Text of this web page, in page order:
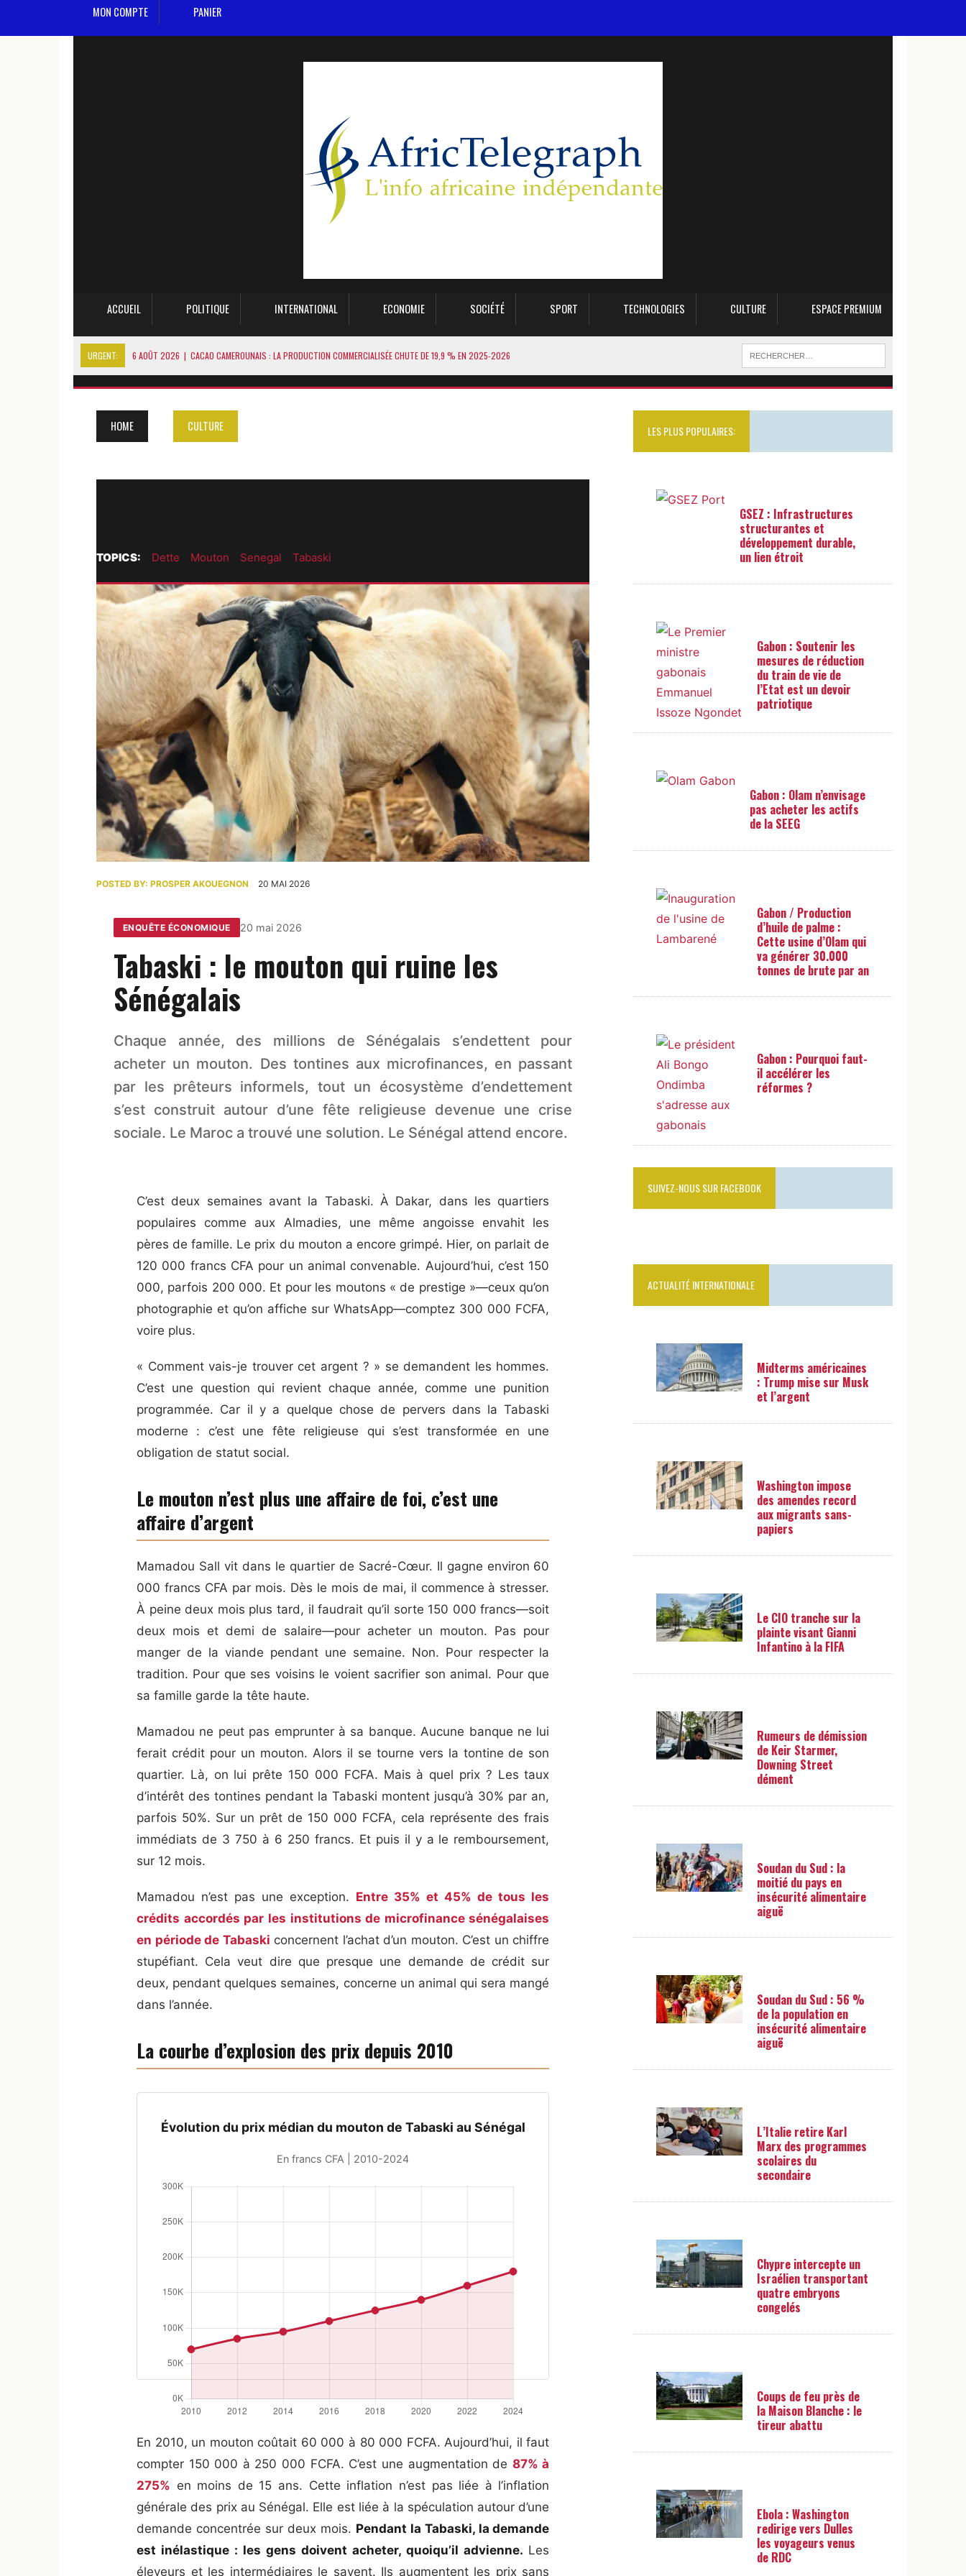
MON COMPTE PANIER
ACCUEIL POLITIQUE INTERNATIONAL ECONOMIE SOCIÉTÉ SPORT TECHNOLOGIES CULTURE ESPACE PREMIUM
URGENT: 6 AOÛT 2026 | CACAO CAMEROUNAIS : LA PRODUCTION COMMERCIALISÉE CHUTE DE 19,9 % EN 2025-2026
5 AOÛT 2026 | SÉNÉGAL : LANSANA GAGNY SAKHO PREND SES DISTANCES AVEC SONKO
HOME CULTURE
TOPICS: Dette Mouton Senegal Tabaski
POSTED BY: PROSPER AKOUEGNON 20 MAI 2026
ENQUÊTE ÉCONOMIQUE 20 mai 2026
Tabaski : le mouton qui ruine les
Sénégalais
Chaque année, des millions de Sénégalais s’endettent pour
acheter un mouton. Des tontines aux microfinances, en passant
par les prêteurs informels, tout un écosystème d’endettement
s’est construit autour d’une fête religieuse devenue une crise
sociale. Le Maroc a trouvé une solution. Le Sénégal attend encore.
C’est deux semaines avant la Tabaski. À Dakar, dans les quartiers
populaires comme aux Almadies, une même angoisse envahit les
pères de famille. Le prix du mouton a encore grimpé. Hier, on parlait de
120 000 francs CFA pour un animal convenable. Aujourd’hui, c’est 150
000, parfois 200 000. Et pour les moutons « de prestige »—ceux qu’on
photographie et qu’on affiche sur WhatsApp—comptez 300 000 FCFA,
voire plus.
« Comment vais-je trouver cet argent ? » se demandent les hommes.
C’est une question qui revient chaque année, comme une punition
programmée. Car il y a quelque chose de pervers dans la Tabaski
moderne : c’est une fête religieuse qui s’est transformée en une
obligation de statut social.
Le mouton n’est plus une affaire de foi, c’est une
affaire d’argent
Mamadou Sall vit dans le quartier de Sacré-Cœur. Il gagne environ 60
000 francs CFA par mois. Dès le mois de mai, il commence à stresser.
À peine deux mois plus tard, il faudrait qu’il sorte 150 000 francs—soit
deux mois et demi de salaire—pour acheter un mouton. Pas pour
manger de la viande pendant une semaine. Non. Pour respecter la
tradition. Pour que ses voisins le voient sacrifier son animal. Pour que
sa famille garde la tête haute.
Mamadou ne peut pas emprunter à sa banque. Aucune banque ne lui
ferait crédit pour un mouton. Alors il se tourne vers la tontine de son
quartier. Là, on lui prête 150 000 FCFA. Mais à quel prix ? Les taux
d’intérêt des tontines pendant la Tabaski montent jusqu’à 30% par an,
parfois 50%. Sur un prêt de 150 000 FCFA, cela représente des frais
immédiats de 3 750 à 6 250 francs. Et puis il y a le remboursement,
sur 12 mois.
Mamadou n’est pas une exception. Entre 35% et 45% de tous les
crédits accordés par les institutions de microfinance sénégalaises
en période de Tabaski concernent l’achat d’un mouton. C’est un chiffre
stupéfiant. Cela veut dire que presque une demande de crédit sur
deux, pendant quelques semaines, concerne un animal qui sera mangé
dans l’année.
La courbe d’explosion des prix depuis 2010
Évolution du prix médian du mouton de Tabaski au Sénégal
En francs CFA | 2010-2024
En 2010, un mouton coûtait 60 000 à 80 000 FCFA. Aujourd’hui, il faut
compter 150 000 à 250 000 FCFA. C’est une augmentation de 87% à
275% en moins de 15 ans. Cette inflation n’est pas liée à l’inflation
générale des prix au Sénégal. Elle est liée à la spéculation autour d’une
demande concentrée sur deux mois. Pendant la Tabaski, la demande
est inélastique : les gens doivent acheter, quoiqu’il advienne. Les
éleveurs et les intermédiaires le savent. Ils augmentent les prix sans
LES PLUS POPULAIRES:
GSEZ : Infrastructures
structurantes et
développement durable,
un lien étroit
Gabon : Soutenir les
mesures de réduction
du train de vie de
l’Etat est un devoir
patriotique
Gabon : Olam n’envisage
pas acheter les actifs
de la SEEG
Gabon / Production
d’huile de palme :
Cette usine d’Olam qui
va générer 30.000
tonnes de brute par an
Gabon : Pourquoi faut-
il accélérer les
réformes ?
SUIVEZ-NOUS SUR FACEBOOK
ACTUALITÉ INTERNATIONALE
Midterms américaines
: Trump mise sur Musk
et l’argent
Washington impose
des amendes record
aux migrants sans-
papiers
Le CIO tranche sur la
plainte visant Gianni
Infantino à la FIFA
Rumeurs de démission
de Keir Starmer,
Downing Street
dément
Soudan du Sud : la
moitié du pays en
insécurité alimentaire
aiguë
Soudan du Sud : 56 %
de la population en
insécurité alimentaire
aiguë
L’Italie retire Karl
Marx des programmes
scolaires du
secondaire
Chypre intercepte un
Israélien transportant
quatre embryons
congelés
Coups de feu près de
la Maison Blanche : le
tireur abattu
Ebola : Washington
redirige vers Dulles
les voyageurs venus
de RDC